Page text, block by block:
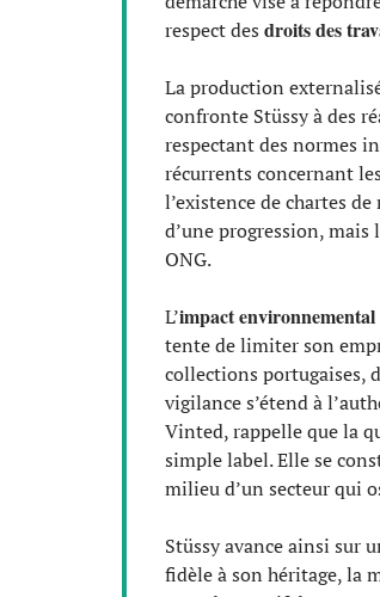
respect des droits des
La production
confronte Stüssy à des
respectant des normes
récurrents concernant
l’existence de chartes
d’une progression,
ONG.
L’impact environnemental
tente de limiter son
collections portugaises,
vigilance s’étend à
Vinted, rappelle que la
simple label. Elle se
milieu d’un secteur qui
Stüssy avance ainsi sur
fidèle à son héritage, la